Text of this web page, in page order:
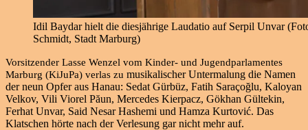
Idil Baydar hielt die diesjährige Laudatio auf Serpil Unvar
Schmidt, Stadt Marburg)
Vorsitzender Lasse Wenzel vom Kinder- und Jugendparlamentes
Marburg (KiJuPa) verlas zu musikalischer Untermalung die Namen
der neun Opfer aus Hanau: Sedat Gürbüz, Fatih Saraçoğlu, Kaloyan
Velkov, Vili Viorel Păun, Mercedes Kierpacz, Gökhan Gültekin,
Ferhat Unvar, Said Nesar Hashemi und Hamza Kurtović. Das
Klatschen hörte nach der Verlesung gar nicht mehr auf.